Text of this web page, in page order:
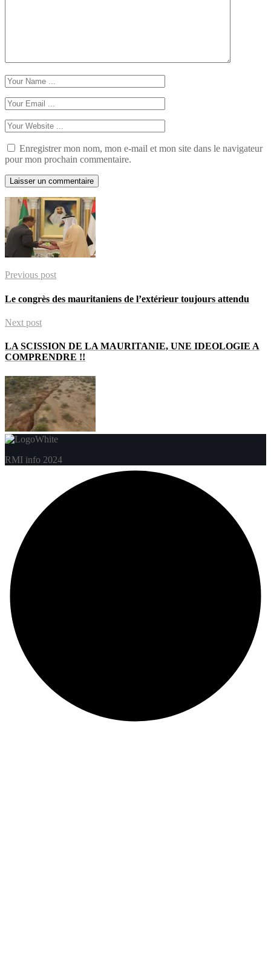
Enregistrer mon nom, mon e-mail et mon site dans le navigateur
pour mon prochain commentaire.
Previous post
Le congrès des mauritaniens de l’extérieur toujours attendu
Next post
LA SCISSION DE LA MAURITANIE, UNE IDEOLOGIE A
COMPRENDRE !!
RMI info 2024